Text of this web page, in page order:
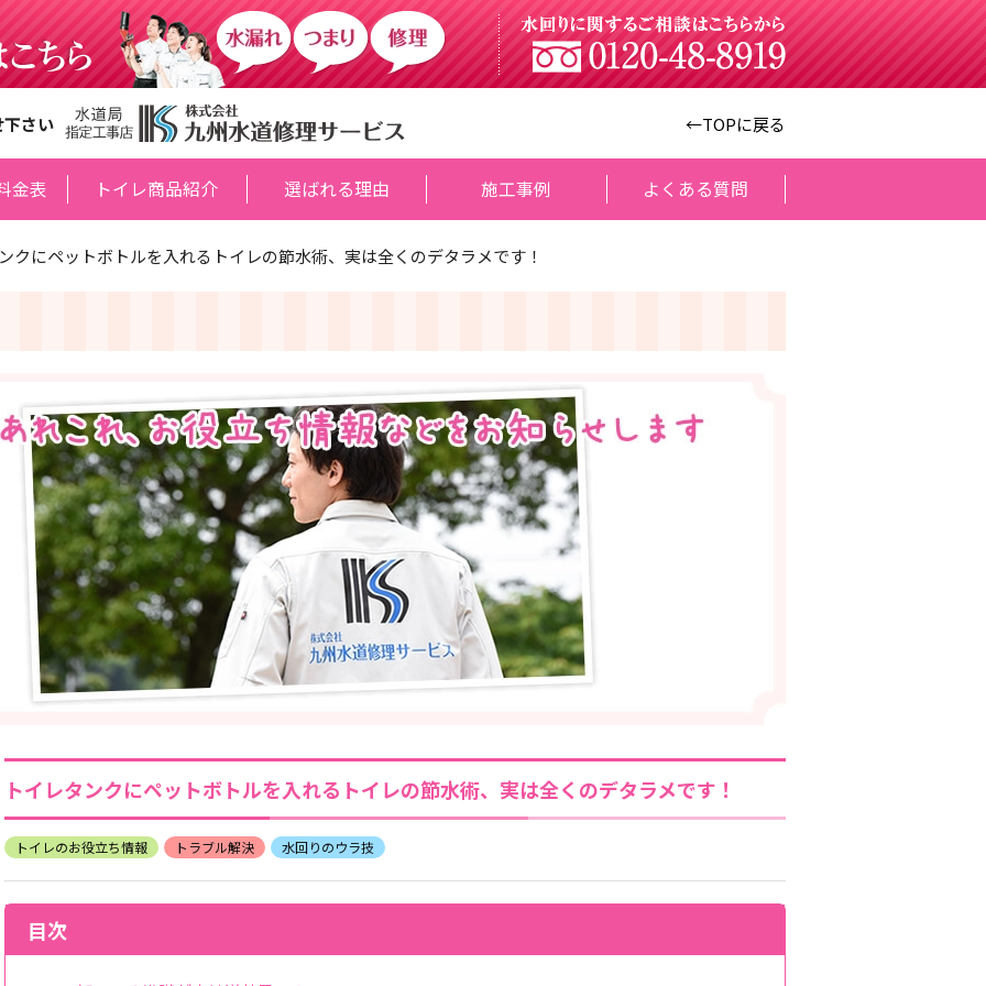
さい ←TOPに戻る
金表 トイレ商品紹介 選ばれる理由 施工事例 よくある質問
クにペットボトルを入れるトイレの節水術、実は全くのデタラメです！
トイレタンクにペットボトルを入れるトイレの節水術、実は全くのデタラメです！
トイレのお役立ち情報 トラブル解決 水回りのウラ技
目次